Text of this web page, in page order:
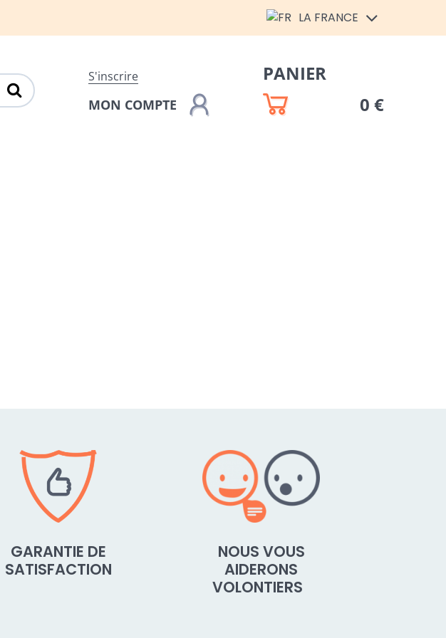
LA FRANCE
S'inscrire
MON COMPTE
PANIER
0 €
GARANTIE DE
SATISFACTION
NOUS VOUS
AIDERONS
VOLONTIERS